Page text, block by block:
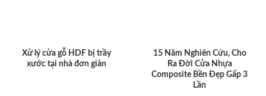
Xử lý cửa gỗ HDF bị trầy
xước tại nhà đơn giản
15 Năm Nghiên Cứu, Cho
Ra Đời Cửa Nhựa
Composite Bền Đẹp Gấp 3
Lần